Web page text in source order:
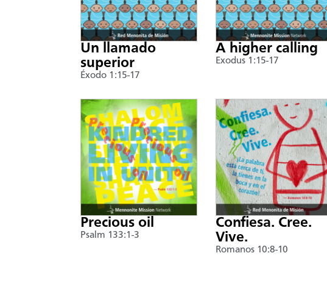
Un llamado
superior
Éxodo 1:15-17
A higher calling
Exodus 1:15-17
Precious oil
Psalm 133:1-3
Confiesa. Cree.
Vive.
Romanos 10:8-10